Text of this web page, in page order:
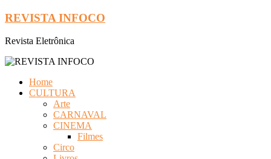
REVISTA INFOCO
Revista Eletrônica
Home
CULTURA
Arte
CARNAVAL
CINEMA
Filmes
Circo